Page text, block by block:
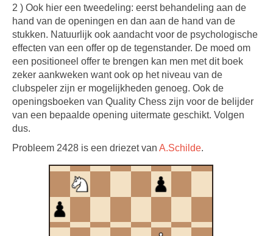
2 ) Ook hier een tweedeling: eerst behandeling aan de
hand van de openingen en dan aan de hand van de
stukken. Natuurlijk ook aandacht voor de psychologische
effecten van een offer op de tegenstander. De moed om
een positioneel offer te brengen kan men met dit boek
zeker aankweken want ook op het niveau van de
clubspeler zijn er mogelijkheden genoeg. Ook de
openingsboeken van Quality Chess zijn voor de belijder
van een bepaalde opening uitermate geschikt. Volgen
dus.
Probleem 2428 is een driezet van A.Schilde.